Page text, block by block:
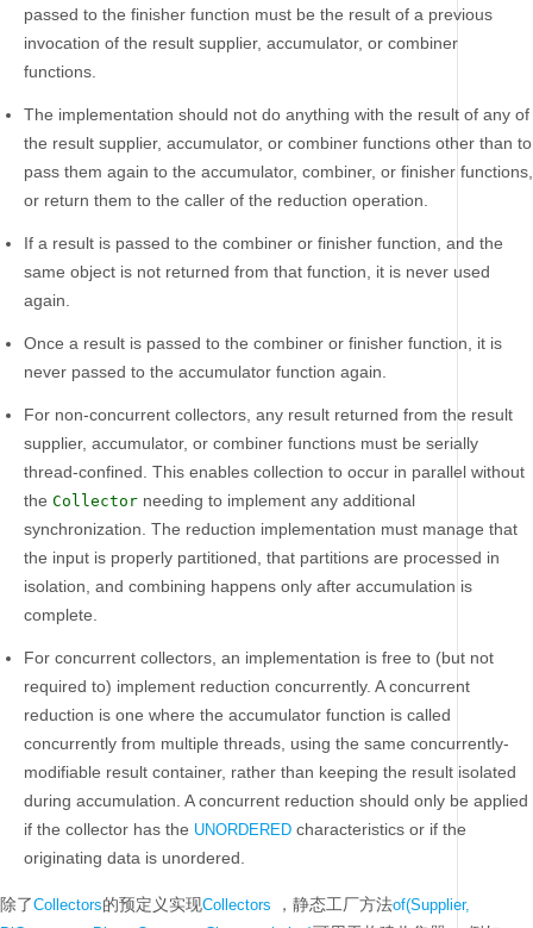
passed to the finisher function must be the result of a previous
invocation of the result supplier, accumulator, or combiner
functions.
The implementation should not do anything with the result of any of
the result supplier, accumulator, or combiner functions other than to
pass them again to the accumulator, combiner, or finisher functions,
or return them to the caller of the reduction operation.
If a result is passed to the combiner or finisher function, and the
same object is not returned from that function, it is never used
again.
Once a result is passed to the combiner or finisher function, it is
never passed to the accumulator function again.
For non-concurrent collectors, any result returned from the result
supplier, accumulator, or combiner functions must be serially
thread-confined. This enables collection to occur in parallel without
the Collector needing to implement any additional
synchronization. The reduction implementation must manage that
the input is properly partitioned, that partitions are processed in
isolation, and combining happens only after accumulation is
complete.
For concurrent collectors, an implementation is free to (but not
required to) implement reduction concurrently. A concurrent
reduction is one where the accumulator function is called
concurrently from multiple threads, using the same concurrently-
modifiable result container, rather than keeping the result isolated
during accumulation. A concurrent reduction should only be applied
if the collector has the UNORDERED characteristics or if the
originating data is unordered.
除了Collectors的预定义实现Collectors ，静态工厂方法of(Supplier,